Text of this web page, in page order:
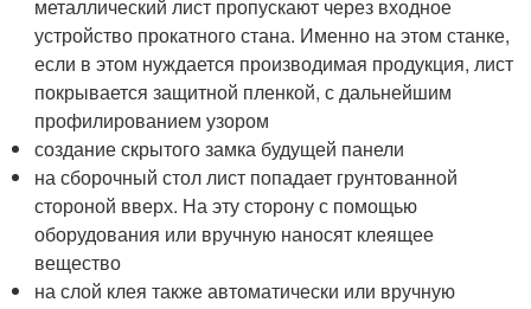
металлический лист пропускают через входное
устройство прокатного стана. Именно на этом станке,
если в этом нуждается производимая продукция, лист
покрывается защитной пленкой, с дальнейшим
профилированием узором
создание скрытого замка будущей панели
на сборочный стол лист попадает грунтованной
стороной вверх. На эту сторону с помощью
оборудования или вручную наносят клеящее
вещество
на слой клея также автоматически или вручную